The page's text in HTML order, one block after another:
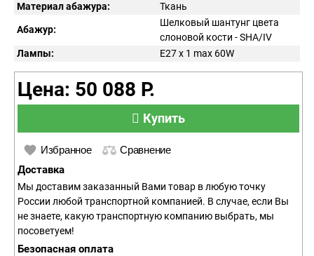
Материал абажура:
Ткань
Абажур:
Шелковый шантунг цвета
слоновой кости - SHA/IV
Лампы:
E27 x 1 max 60W
Цена: 50 088 Р.
Купить
Избранное Сравнение
Доставка
Мы доставим заказанный Вами товар в любую точку
России любой транспортной компанией. В случае, если Вы
не знаете, какую транспортную компанию выбрать, мы
посоветуем!
Безопасная оплата